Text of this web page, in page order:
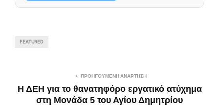
FEATURED
ΠΡΟΗΓΟΎΜΕΝΗ ΑΝΆΡΤΗΣΗ
Η ΔΕΗ για το θανατηφόρο εργατικό ατύχημα
στη Μονάδα 5 του Αγίου Δημητρίου